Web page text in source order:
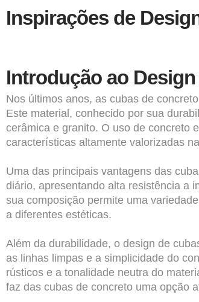
Inspirações de
Introdução ao
Nos últimos anos, as cubas de concreto
Este material, conhecido por sua
cerâmica e granito. O uso de concreto
características altamente valorizadas
Uma das principais vantagens das
diário, apresentando alta resistência a
sua composição permite uma
a diferentes estéticas.
Além da durabilidade, o design de
as linhas limpas e a simplicidade do
rústicos e a tonalidade neutra do
faz das cubas de concreto uma opção